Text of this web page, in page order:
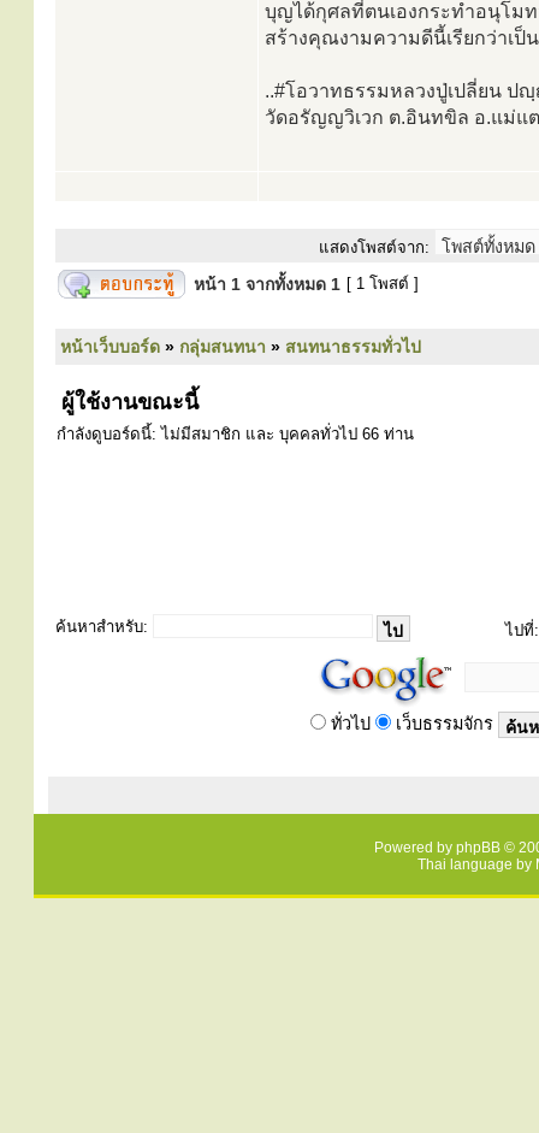
บุญได้กุศลที่ตนเองกระทำอนุโมท
สร้างคุณงามความดีนี้เรียกว่าเป็
..#โอวาทธรรมหลวงปู่เปลี่ยน ป
วัดอรัญญวิเวก ต.อินทขิล อ.แม่แต
แสดงโพสต์จาก:
หน้า 1 จากทั้งหมด 1 [ 1 โพสต์ ]
หน้าเว็บบอร์ด » กลุ่มสนทนา » สนทนาธรรมทั่วไป
ผู้ใช้งานขณะนี้
กำลังดูบอร์ดนี้: ไม่มีสมาชิก และ บุคคลทั่วไป 66 ท่าน
ค้นหาสำหรับ: ไปที่:
ทั่วไป เว็บธรรมจักร
Powered by phpBB ©
Thai language by